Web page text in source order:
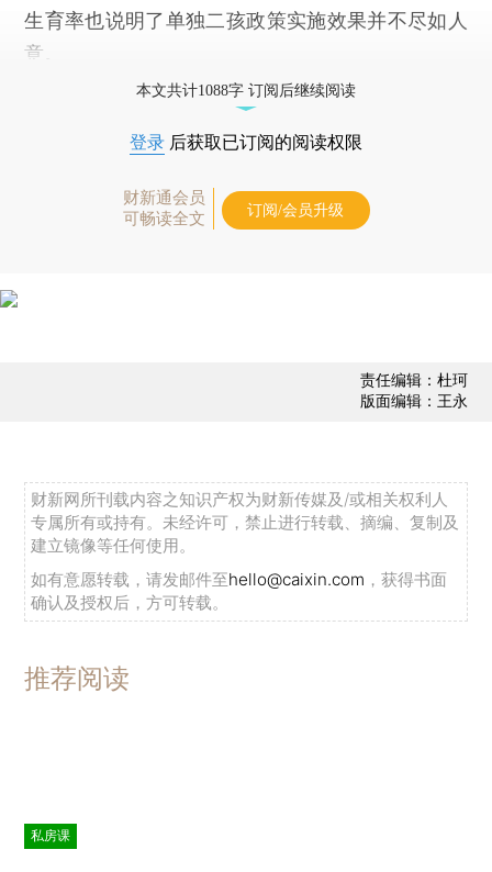
生育率也说明了单独二孩政策实施效果并不尽如人
意。
本文共计1088字 订阅后继续阅读
登录 后获取已订阅的阅读权限
财新通会员
可畅读全文
订阅/会员升级
责任编辑：杜珂
版面编辑：王永
财新网所刊载内容之知识产权为财新传媒及/或相关权利人
专属所有或持有。未经许可，禁止进行转载、摘编、复制及
建立镜像等任何使用。
如有意愿转载，请发邮件至hello@caixin.com ，获得书面
确认及授权后，方可转载。
推荐阅读
私房课